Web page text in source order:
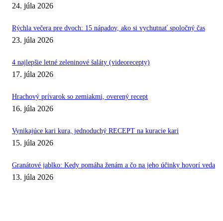
24. júla 2026
Rýchla večera pre dvoch: 15 nápadov, ako si vychutnať spoločný čas
23. júla 2026
4 najlepšie letné zeleninové šaláty (videorecepty)
17. júla 2026
Hrachový prívarok so zemiakmi, overený recept
16. júla 2026
Vynikajúce kari kura, jednoduchý RECEPT na kuracie kari
15. júla 2026
Granátové jablko: Kedy pomáha ženám a čo na jeho účinky hovorí veda
13. júla 2026